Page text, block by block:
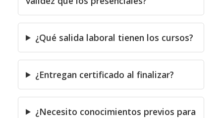
¿Qué salida laboral tienen los cursos?
¿Entregan certificado al finalizar?
¿Necesito conocimientos previos para